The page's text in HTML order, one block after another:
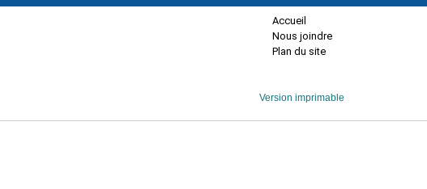
Accueil
Nous joindre
Plan du site
Version imprimable